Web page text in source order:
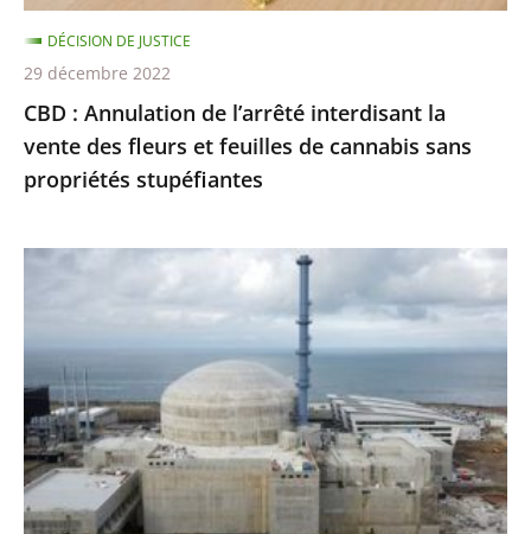
fleurs
et
feuilles
de
cannabis
sans
stupéfiantes
CBD : Annulation de l’arrêté interdisant la
vente des fleurs et feuilles de cannabis sans
propriétés stupéfiantes
DÉCISION DE JUSTICE
29 décembre 2022
EPR
:
les
travaux
de
réparation
de